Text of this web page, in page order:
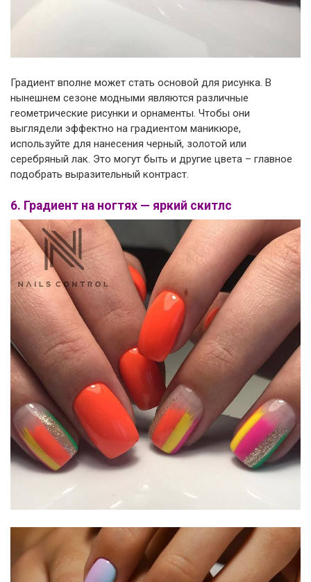
Градиент вполне может стать основой для рисунка. В
нынешнем сезоне модными являются различные
геометрические рисунки и орнаменты. Чтобы они
выглядели эффектно на градиентом маникюре,
используйте для нанесения черный, золотой или
серебряный лак. Это могут быть и другие цвета – главное
подобрать выразительный контраст.
6. Градиент на ногтях — яркий скитлс